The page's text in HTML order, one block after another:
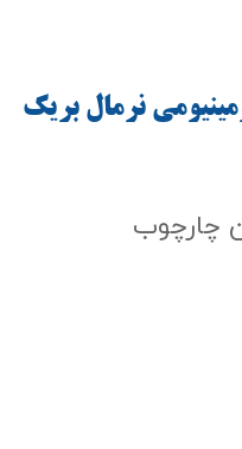
چارچوب
نرمال بریک